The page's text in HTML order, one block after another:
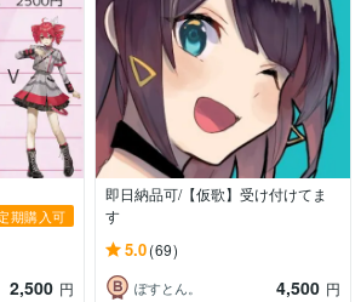
期購入可
2,500 円
即日納品可/【仮歌】受け付けてま
す
5.0(69)
ぽすとん。 4,500 円